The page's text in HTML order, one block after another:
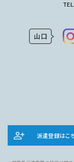
派遣登録はこ